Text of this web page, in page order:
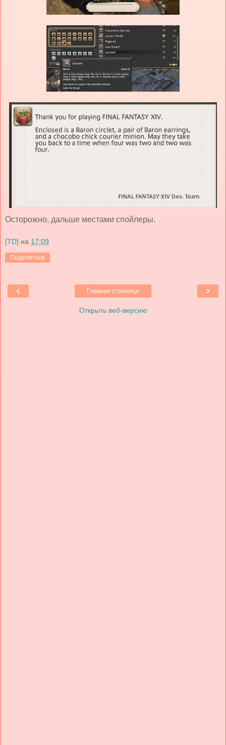
Осторожно, дальше местами спойлеры.
[TD] на 17:09
Поделиться
‹ ›
Главная страница
Открыть веб-версию